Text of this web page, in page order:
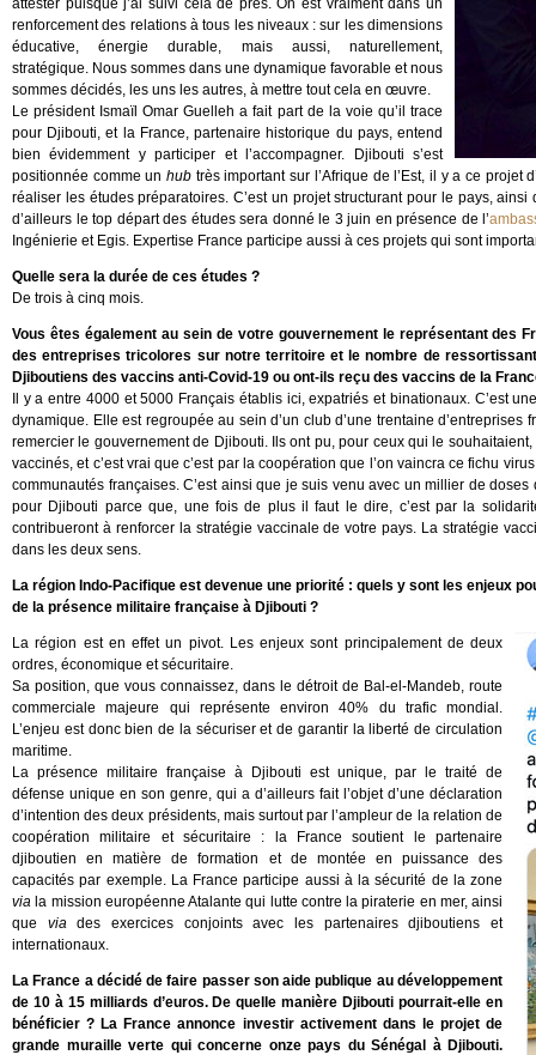
attester puisque j’ai suivi cela de près. On est vraiment dans un
renforcement des relations à tous les niveaux : sur les dimensions
éducative, énergie durable, mais aussi, naturellement,
stratégique. Nous sommes dans une dynamique favorable et nous
sommes décidés, les uns les autres, à mettre tout cela en œuvre.
Le président Ismaïl Omar Guelleh a fait part de la voie qu’il trace
pour Djibouti, et la France, partenaire historique du pays, entend
bien évidemment y participer et l’accompagner. Djibouti s’est
positionnée comme unhub très important sur l’Afrique de l’Est, il y a ce projet
réaliser les études préparatoires. C’est un projet structurant pour le pays,
d’ailleurs le top départ des études sera donné le 3 juin en présence de l’
Ingénierie et Egis. Expertise France participe aussi à ces projets qui sont
Quelle sera la durée de ces études ?
De trois à cinq mois.
Vous êtes également au sein de votre gouvernement le représentant des
des entreprises tricolores sur notre territoire et le nombre de
Djiboutiens des vaccins anti-Covid-19 ou ont-ils reçu des vaccins de la
Il y a entre 4000 et 5000 Français établis ici, expatriés et binationaux. C’est
dynamique. Elle est regroupée au sein d’un club d’une trentaine
remercier le gouvernement de Djibouti. Ils ont pu, pour ceux qui le
vaccinés, et c’est vrai que c’est par la coopération que l’on vaincra ce fichu
communautés françaises. C’est ainsi que je suis venu avec un millier de
pour Djibouti parce que, une fois de plus il faut le dire, c’est par la
contribueront à renforcer la stratégie vaccinale de votre pays. La stratégie
dans les deux sens.
La région Indo-Pacifique est devenue une priorité : quels y sont les enjeux
de la présence militaire française à Djibouti ?
La région est en effet un pivot. Les enjeux sont principalement de deux
ordres, économique et sécuritaire.
Sa position, que vous connaissez, dans le détroit de Bal-el-Mandeb, route
commerciale majeure qui représente environ 40% du trafic mondial.
L’enjeu est donc bien de la sécuriser et de garantir la liberté de circulation
maritime.
La présence militaire française à Djibouti est unique, par le traité de
défense unique en son genre, qui a d’ailleurs fait l’objet d’une déclaration
d’intention des deux présidents, mais surtout par l’ampleur de la relation de
coopération militaire et sécuritaire : la France soutient le partenaire
djiboutien en matière de formation et de montée en puissance des
capacités par exemple. La France participe aussi à la sécurité de la zone
via la mission européenne Atalante qui lutte contre la piraterie en mer, ainsi
que viades exercices conjoints avec les partenaires djiboutiens et
internationaux.
La France a décidé de faire passer son aide publique au développement
de 10 à 15 milliards d’euros. De quelle manière Djibouti pourrait-elle en
bénéficier ? La France annonce investir activement dans le projet de
grande muraille verte qui concerne onze pays du Sénégal à Djibouti.